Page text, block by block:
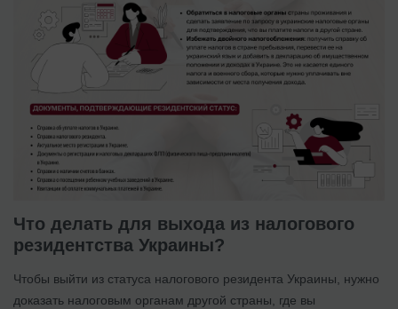
Что делать для выхода из налогового
резидентства Украины?
Чтобы выйти из статуса налогового резидента Украины, нужно
доказать налоговым органам другой страны, где вы